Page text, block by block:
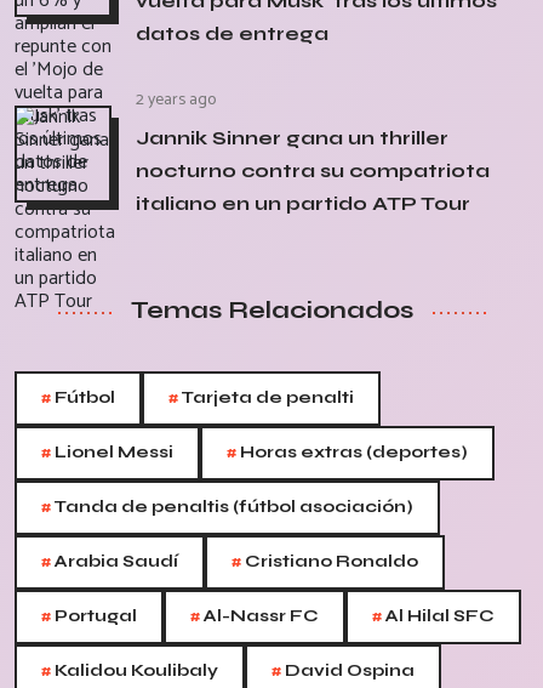
datos de entrega
2 years ago
Jannik Sinner gana un thriller
nocturno contra su compatriota
italiano en un partido ATP Tour
Temas Relacionados
# Fútbol #Tarjeta de penalti
# Lionel Messi # Horas extras (deportes)
#Tanda de penaltis (fútbol asociación)
#Arabia Saudí # Cristiano Ronaldo
# Portugal #Al-Nassr FC #Al Hilal SFC
# Kalidou Koulibaly # David Ospina